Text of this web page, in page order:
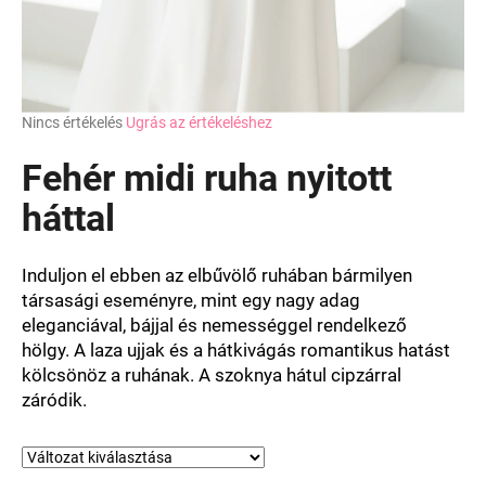
A
átlagos
értékelése
5-
csillag.
Nincs értékelés Ugrás az értékeléshez
Fehér midi ruha nyitott
háttal
Induljon el ebben az elbűvölő ruhában bármilyen
társasági eseményre, mint egy nagy adag
eleganciával, bájjal és nemességgel rendelkező
hölgy. A laza ujjak és a hátkivágás romantikus hatást
kölcsönöz a ruhának. A szoknya hátul cipzárral
záródik.